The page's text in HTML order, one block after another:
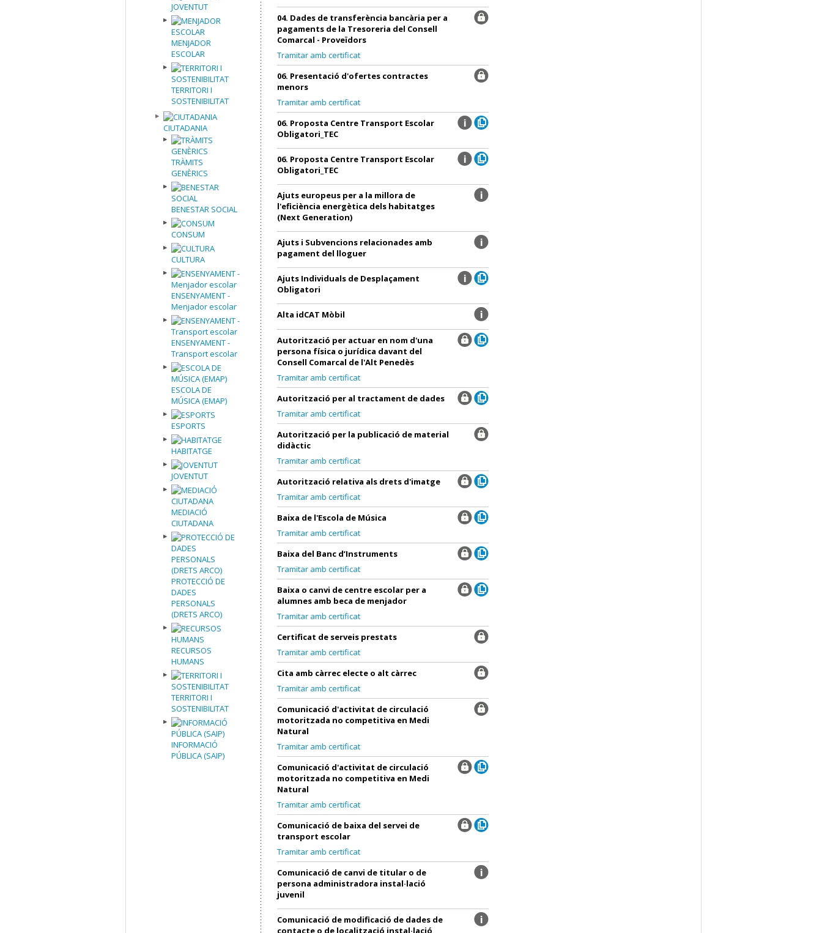
JOVENTUT
MENJADOR
ESCOLAR
TERRITORI I
SOSTENIBILITAT
CIUTADANIA
TRÀMITS
GENÈRICS
BENESTAR SOCIAL
CONSUM
CULTURA
ENSENYAMENT -
Menjador escolar
ENSENYAMENT -
Transport escolar
ESCOLA DE
MÚSICA (EMAP)
ESPORTS
HABITATGE
JOVENTUT
MEDIACIÓ
CIUTADANA
PROTECCIÓ DE
DADES
PERSONALS
(DRETS ARCO)
RECURSOS
HUMANS
TERRITORI I
SOSTENIBILITAT
INFORMACIÓ
PÚBLICA (SAIP)
04. Dades de transferència bancària per a
pagaments de la Tresoreria del Consell
Comarcal - Proveïdors
Tramitar amb certificat
06. Presentació d'ofertes contractes
menors
Tramitar amb certificat
06. Proposta Centre Transport Escolar
Obligatori_TEC
06. Proposta Centre Transport Escolar
Obligatori_TEC
Ajuts europeus per a la millora de
l'eficiència energètica dels habitatges
(Next Generation)
Ajuts i Subvencions relacionades amb
pagament del lloguer
Ajuts Individuals de Desplaçament
Obligatori
Alta idCAT Mòbil
Autorització per actuar en nom d'una
persona física o jurídica davant del
Consell Comarcal de l'Alt Penedès
Tramitar amb certificat
Autorització per al tractament de dades
Tramitar amb certificat
Autorització per la publicació de material
didàctic
Tramitar amb certificat
Autorització relativa als drets d'imatge
Tramitar amb certificat
Baixa de l'Escola de Música
Tramitar amb certificat
Baixa del Banc d’Instruments
Tramitar amb certificat
Baixa o canvi de centre escolar per a
alumnes amb beca de menjador
Tramitar amb certificat
Certificat de serveis prestats
Tramitar amb certificat
Cita amb càrrec electe o alt càrrec
Tramitar amb certificat
Comunicació d'activitat de circulació
motoritzada no competitiva en Medi
Natural
Tramitar amb certificat
Comunicació d'activitat de circulació
motoritzada no competitiva en Medi
Natural
Tramitar amb certificat
Comunicació de baixa del servei de
transport escolar
Tramitar amb certificat
Comunicació de canvi de titular o de
persona administradora instal·lació
juvenil
Comunicació de modificació de dades de
contacte o de localització instal·lació